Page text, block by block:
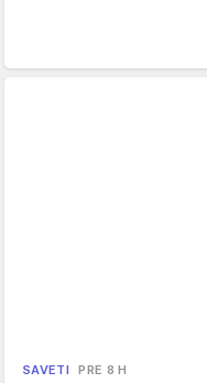
SAVETI PRE 8 H